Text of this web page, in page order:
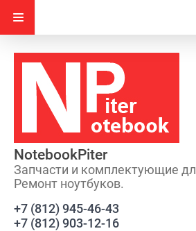
NotebookPiter
Запчасти и комплектующие
Ремонт ноутбуков.
+7 (812) 945-46-43
+7 (812) 903-12-16